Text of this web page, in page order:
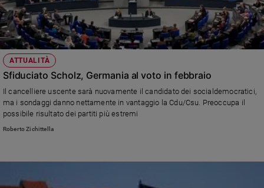
ATTUALITÀ
Sfiduciato Scholz, Germania al voto in febbraio
Il cancelliere uscente sarà nuovamente il candidato dei socialdemocratici,
ma i sondaggi danno nettamente in vantaggio la Cdu/Csu. Preoccupa il
possibile risultato dei partiti più estremi
Roberto Zichittella